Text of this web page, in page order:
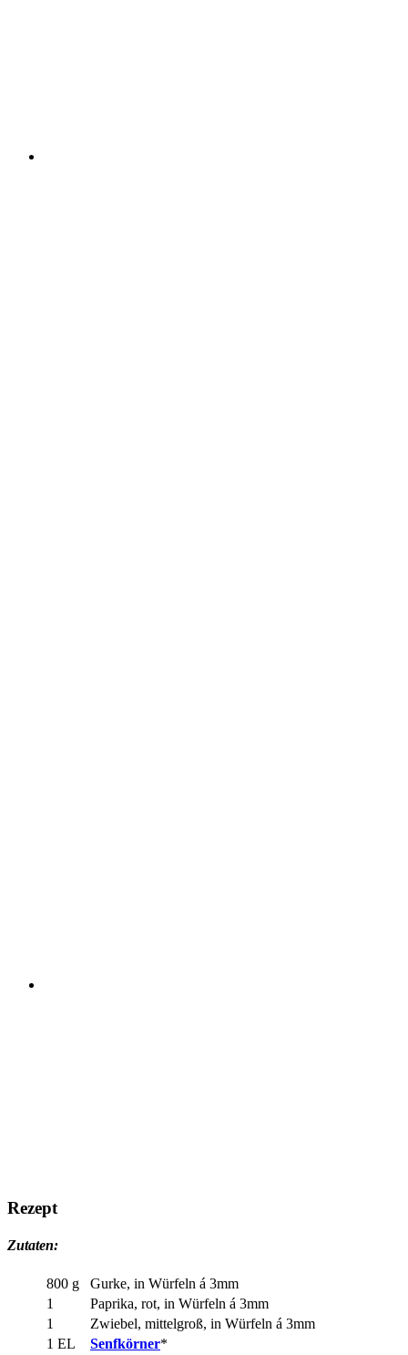
Rezept
Zutaten:
800 g
Gurke, in Würfeln á 3mm
1
Paprika, rot, in Würfeln á 3mm
1
Zwiebel, mittelgroß, in Würfeln á 3mm
1 EL
Senfkörner*